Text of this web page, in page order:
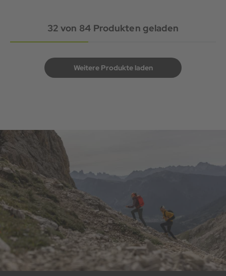
32 von 84 Produkten geladen
Weitere Produkte laden